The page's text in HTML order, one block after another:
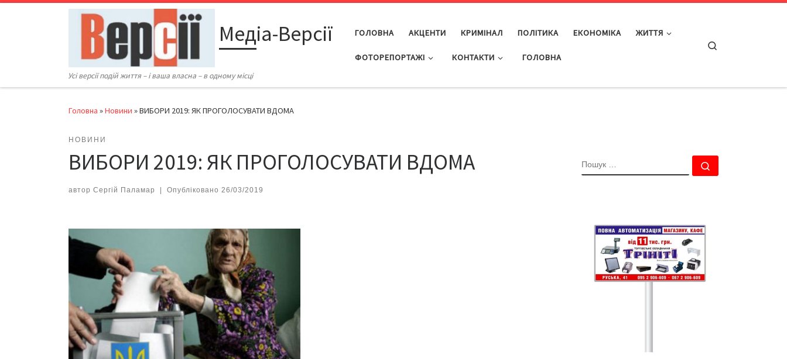
Перейти до вмісту
Медіа-Версії
Усі версії подій життя – і ваша власна – в одному місці
ГОЛОВНА АКЦЕНТИ КРИМІНАЛ ПОЛІТИКА ЕКОНОМІКА ЖИТТЯ
ФОТОРЕПОРТАЖІ КОНТАКТИ ГОЛОВНА
Головна »Новини »ВИБОРИ 2019: ЯК ПРОГОЛОСУВАТИ ВДОМА
НОВИНИ
ВИБОРИ 2019: ЯК ПРОГОЛОСУВАТИ ВДОМА
автор Сергій Паламар Опубліковано 26/03/2019
ПОШУК